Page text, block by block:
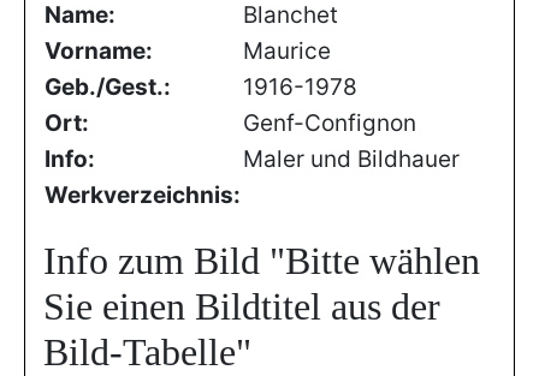
Name:
Blanchet
Vorname:
Maurice
Geb./Gest.:
1916-1978
Ort:
Genf-Confignon
Info:
Maler und Bildhauer
Werkverzeichnis:
Info zum Bild "Bitte wählen
Sie einen Bildtitel aus der
Bild-Tabelle"